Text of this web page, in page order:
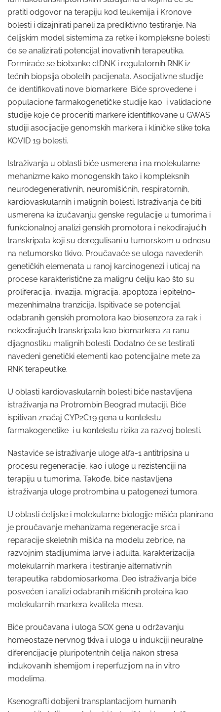
pratiti odgovor na terapiju kod leukemija i Kronove
bolesti i dizajnirati paneli za prediktivno testiranje. Na
ćelijskim model sistemima za retke i kompleksne bolesti
će se analizirati potencijal inovativnih terapeutika.
Formiraće se biobanke ctDNK i regulatornih RNK iz
tečnih biopsija obolelih pacijenata. Asocijativne studije
će identifikovati nove biomarkere. Biće sprovedene i
populacione farmakogenetičke studije kao i validacione
studije koje će proceniti markere identifikovane u GWAS
studiji asocijacije genomskih markera i kliničke slike toka
KOVID 19 bolesti.
Istraživanja u oblasti biće usmerena i na molekularne
mehanizme kako monogenskih tako i kompleksnih
neurodegenerativnih, neuromišićnih, respiratornih,
kardiovaskularnih i malignih bolesti. Istraživanja će biti
usmerena ka izučavanju genske regulacije u tumorima i
funkcionalnoj analizi genskih promotora i nekodirajućih
transkripata koji su deregulisani u tumorskom u odnosu
na netumorsko tkivo. Proučavaće se uloga navedenih
genetičkih elemenata u ranoj karcinogenezi i uticaj na
procese karakteristične za malignu ćeliju kao što su
proliferacija, invazija, migracija, apoptoza i epitelno-
mezenhimalna tranzicija. Ispitivaće se potencijal
odabranih genskih promotora kao biosenzora za rak i
nekodirajućih transkripata kao biomarkera za ranu
dijagnostiku malignih bolesti. Dodatno će se testirati
navedeni genetički elementi kao potencijalne mete za
RNK terapeutike.
U oblasti kardiovaskularnih bolesti biće nastavljena
istraživanja na Protrombin Beograd mutaciji. Biće
ispitivan značaj CYP2C19 gena u kontekstu
farmakogenetike i u kontekstu rizika za razvoj bolesti.
Nastaviće se istraživanje uloge alfa-1 antitripsina u
procesu regeneracije, kao i uloge u rezistenciji na
terapiju u tumorima. Takođe, biće nastavljena
istraživanja uloge protrombina u patogenezi tumora.
U oblasti ćelijske i molekularne biologije mišića planirano
je proučavanje mehanizama regeneracije srca i
reparacije skeletnih mišića na modelu zebrice, na
razvojnim stadijumima larve i adulta, karakterizacija
molekularnih markera i testiranje alternativnih
terapeutika rabdomiosarkoma. Deo istraživanja biće
posvećen i analizi odabranih mišićnih proteina kao
molekularnih markera kvaliteta mesa.
Biće proučavana i uloga SOX gena u održavanju
homeostaze nervnog tkiva i uloga u indukciji neuralne
diferencijacije pluripotentnih ćelija nakon stresa
indukovanih ishemijom i reperfuzijom na in vitro
modelima.
Ksenografti dobijeni transplantacijom humanih